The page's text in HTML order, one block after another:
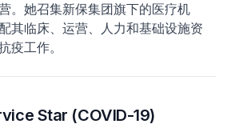
。她召集新保集团旗下的医疗机
其临床、运营、人力和基础设施资
疫工作。
Star (COVID-19)